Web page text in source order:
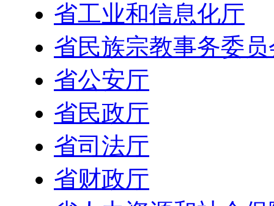
省工业和信息化厅
省民族宗教事务委员
省公安厅
省民政厅
省司法厅
省财政厅